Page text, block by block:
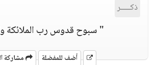
ذكـــــر
" سبوح قدوس رب الملائكة
أضف للمفضلة مشاركة